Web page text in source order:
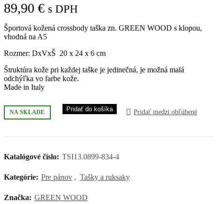
89,90 € s DPH
Športová kožená crossbody taška zn. GREEN WOOD s klopou,
vhodná na A5
Rozmer: DxVxŠ 20 x 24 x 6 cm
Štruktúra kože pri každej taške je jedinečná, je možná malá
odchýľka vo farbe kože.
Made in Italy
NA SKLADE
množstvo
Pánska
Artedo
Pridať do košíka Pridať medzi obľúbené
Katalógové číslo: TSI13.0899-834-4
Kategórie: Pre pánov , Tašky a ruksaky
Značka: GREEN WOOD